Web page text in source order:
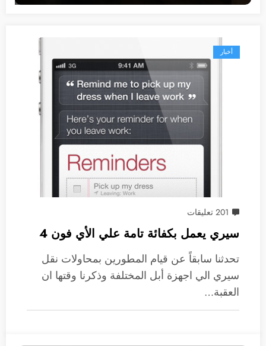
أخبار
201 تعليقات
سيري يعمل بكفائة تامة علي الأي فون 4
تحدثنا سابقاً عن قيام المطورين بمحاولات نقل
سيري الي اجهزة أبل المختلفة وذكرنا وقتها ان
العقبة…